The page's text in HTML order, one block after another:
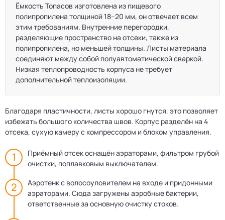
Ёмкость Топасов изготовлена из пищевого
полипропилена толщиной 18–20 мм, он отвечает всем
этим требованиям. Внутренние перегородки,
разделяющие пространство на отсеки, также из
полипропилена, но меньшей толщины. Листы материала
соединяют между собой полуавтоматической сваркой.
Низкая теплопроводность корпуса не требует
дополнительной теплоизоляции.
Благодаря пластичности, листы хорошо гнутся, это позволяет
избежать большого количества швов. Корпус разделён на 4
отсека, сухую камеру с компрессором и блоком управления.
Приёмный отсек оснащён аэраторами, фильтром грубой
очистки, поплавковым выключателем.
Аэротенк с волосоуловителем на входе и придонными
аэраторами. Сюда загружены аэробные бактерии,
ответственные за основную очистку стоков.